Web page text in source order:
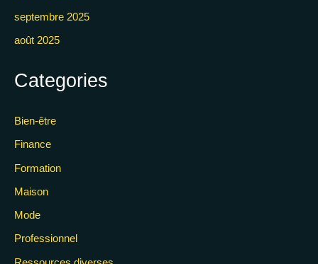
septembre 2025
août 2025
Categories
Bien-être
Finance
Formation
Maison
Mode
Professionnel